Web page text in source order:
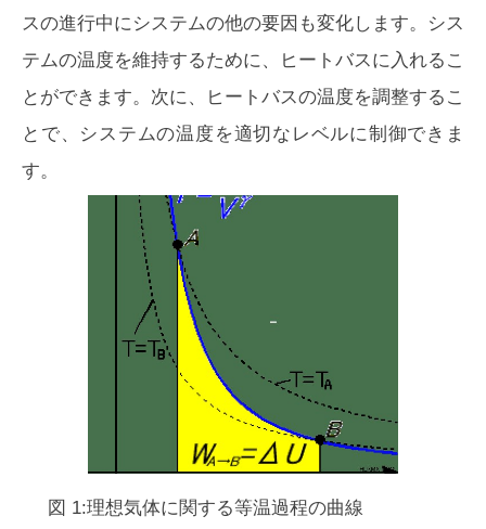
スの進行中にシステムの他の要因も変化します。シス
テムの温度を維持するために、ヒートバスに入れるこ
とができます。次に、ヒートバスの温度を調整するこ
とで、システムの温度を適切なレベルに制御できま
す。
図 1:理想気体に関する等温過程の曲線